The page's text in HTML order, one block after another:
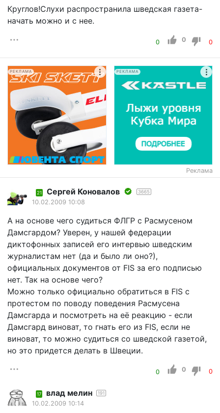
Круглов!Слухи распространила шведская газета-
начать можно и с нее.
0 0 0
РЕКЛАМА РЕКЛАМА
Реклама
21 Сергей Коновалов 3665
10.02.2009 10:08
А на основе чего судиться ФЛГР с Расмусеном
Дамсгардом? Уверен, у нашей федерации
диктофонных записей его интервью шведским
журналистам нет (да и было ли оно?),
официальных документов от FIS за его подписью
нет. Так на основе чего?
Можно только официально обратиться в FIS с
протестом по поводу поведения Расмусена
Дамсгарда и посмотреть на её реакцию - если
Дамсгард виноват, то гнать его из FIS, если не
виноват, то можно судиться со шведской газетой,
но это придется делать в Швеции.
0 0 0
17 влад мелин 191
10.02.2009 10:14